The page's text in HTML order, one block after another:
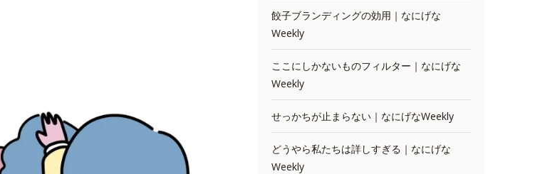
餃子ブランディングの効用｜なにげな
Weekly
ここにしかないものフィルター｜なにげな
Weekly
せっかちが止まらない｜なにげなWeekly
どうやら私たちは詳しすぎる｜なにげな
Weekly